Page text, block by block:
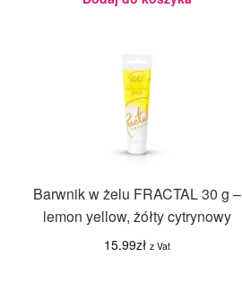
Barwnik w żelu FRACTAL 30 g –
lemon yellow, żółty cytrynowy
15.99zł z Vat